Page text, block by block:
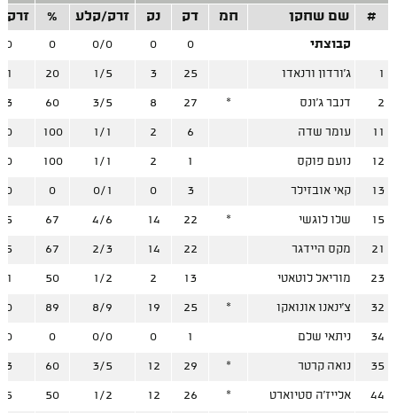
#
שם שחקן חמ דק נק זרק/קלע %
קבוצתי 0
0
0/0
0
0
1 ג'ורדון ורנאדו 25
3
1/5
20
1
2 דנבר ג'ונס *
27
8
3/5
60
3
11 עומר שדה 6
2
1/1
100
0
12 נועם פוקס 1
2
1/1
100
0
13 קאי אובזילר 3
0
0/1
0
0
15 שלו לוגשי *
22
14
4/6
67
5
21 מקס היידגר 22
14
2/3
67
5
23 מוריאל לוטאטי 13
2
1/2
50
1
32 צ'ינאנו אונואקו *
25
19
8/9
89
0
34 ניתאי שלם 1
0
0/0
0
0
35 נואה קרטר *
29
12
3/5
60
3
44 אלייז'ה סטיוארט *
26
12
1/2
50
5